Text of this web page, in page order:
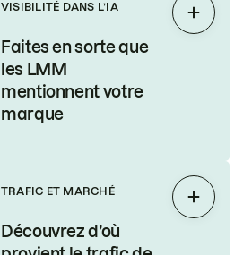
VISIBILITÉ DANS L’IA
Faites en sorte que
les LMM
mentionnent votre
marque
TRAFIC ET MARCHÉ
Découvrez d’où